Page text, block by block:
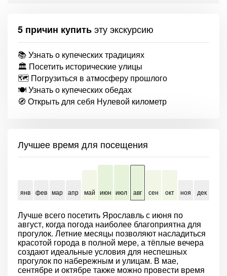
5 причин купитьэту экскурсию
📚 Узнать о купеческих традициях
🏛️ Посетить исторические улицы
🗺️ Погрузиться в атмосферу прошлого
🍽️ Узнать о купеческих обедах
🧭 Открыть для себя Нулевой километр
Лучшее время для посещения
янв фев мар апр май июн июл авг сен окт ноя дек
Лучше всего посетить Ярославль с июня по
август, когда погода наиболее благоприятна для
прогулок. Летние месяцы позволяют насладиться
красотой города в полной мере, а тёплые вечера
создают идеальные условия для неспешных
прогулок по набережным и улицам. В мае,
сентябре и октябре также можно провести время